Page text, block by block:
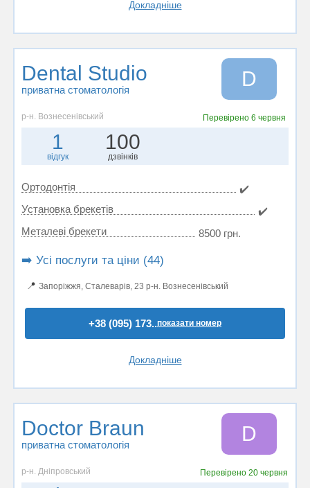
Докладніше
Dental Studio
приватна стоматологія D
р-н. Вознесенівський Перевірено 6 червня
1
відгук
100
дзвінків
Ортодонтія
✔️
Установка брекетів
✔️
Металеві брекети
8500 грн.
➡️ Усі послуги та ціни (44)
📍 Запоріжжя, Сталеварів, 23 р-н. Вознесенівський
+38 (095) 173..показати номер
Докладніше
Doctor Braun
приватна стоматологія D
р-н. Дніпровський Перевірено20 червня